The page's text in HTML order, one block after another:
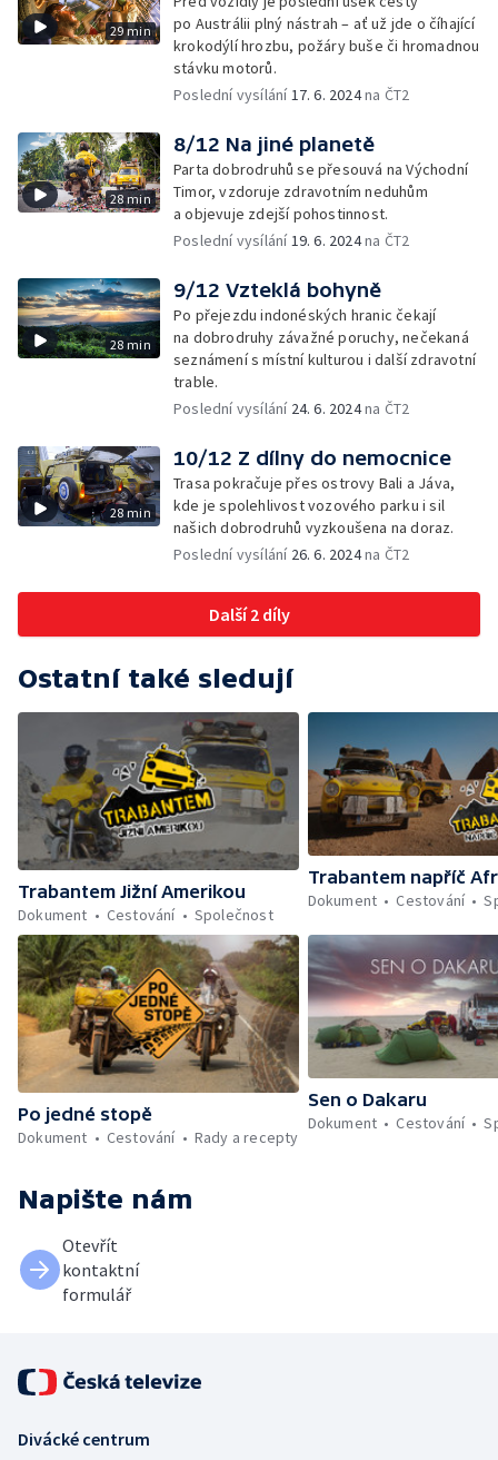
29 min
po Austrálii plný nástrah – ať už jde o číhající
krokodýlí hrozbu, požáry buše či hromadnou
stávku motorů.
Poslední vysílání17. 6. 2024na ČT2
28 min
8/12 Na jiné planetě
Parta dobrodruhů se přesouvá na Východní
Timor, vzdoruje zdravotním neduhům
a objevuje zdejší pohostinnost.
Poslední vysílání19. 6. 2024na ČT2
28 min
9/12 Vzteklá bohyně
Po přejezdu indonéských hranic čekají
na dobrodruhy závažné poruchy, nečekaná
seznámení s místní kulturou i další zdravotní
trable.
Poslední vysílání 24. 6. 2024na ČT2
28 min
10/12 Z dílny do nemocnice
Trasa pokračuje přes ostrovy Bali a Jáva,
kde je spolehlivost vozového parku i sil
našich dobrodruhů vyzkoušena na doraz.
Poslední vysílání 26. 6. 2024na ČT2
Další 2 díly
Ostatní také sledují
Trabantem Jižní Amerikou
Dokument
Cestování Společnost
Trabantem napříč
Dokument
Cestování
Po jedné stopě
Dokument
Cestování Rady a recepty
Sen o Dakaru
Dokument
Cestování
Napište nám
Otevřít
kontaktní
formulář
Divácké centrum